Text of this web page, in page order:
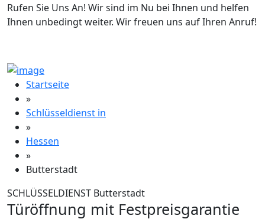
Rufen Sie Uns An! Wir sind im Nu bei Ihnen und helfen
Ihnen unbedingt weiter. Wir freuen uns auf Ihren Anruf!
Startseite
»
Schlüsseldienst in
»
Hessen
»
Butterstadt
SCHLÜSSELDIENST Butterstadt
Türöffnung mit Festpreisgarantie